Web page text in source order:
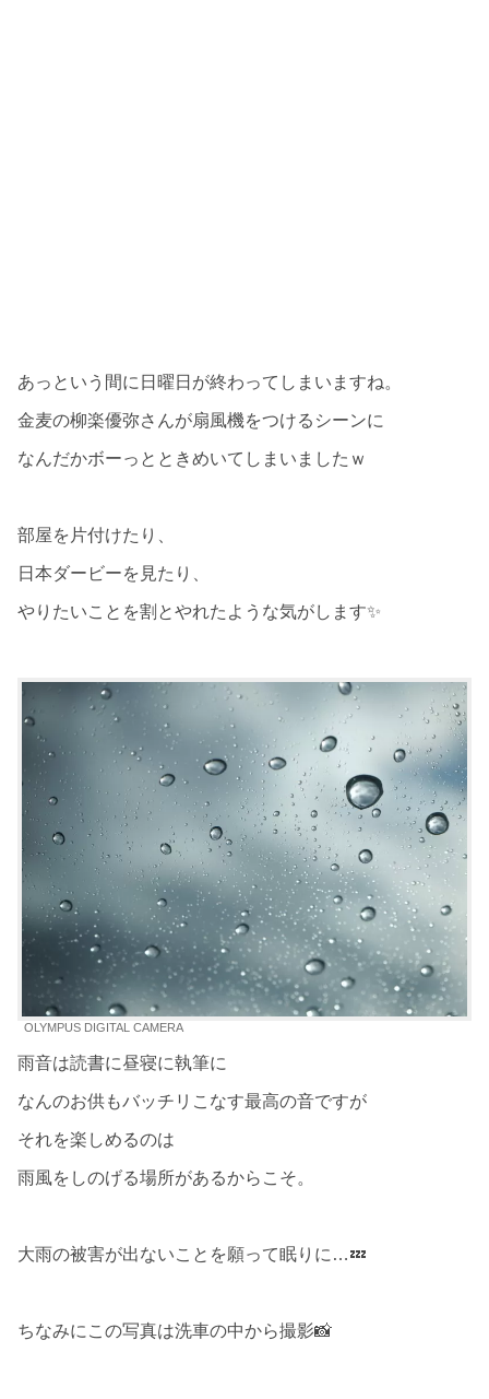
あっという間に日曜日が終わってしまいますね。
金麦の柳楽優弥さんが扇風機をつけるシーンに
なんだかボーっとときめいてしまいましたｗ
部屋を片付けたり、
日本ダービーを見たり、
やりたいことを割とやれたような気がします✨
OLYMPUS DIGITAL CAMERA
雨音は読書に昼寝に執筆に
なんのお供もバッチリこなす最高の音ですが
それを楽しめるのは
雨風をしのげる場所があるからこそ。
大雨の被害が出ないことを願って眠りに…💤
ちなみにこの写真は洗車の中から撮影📸